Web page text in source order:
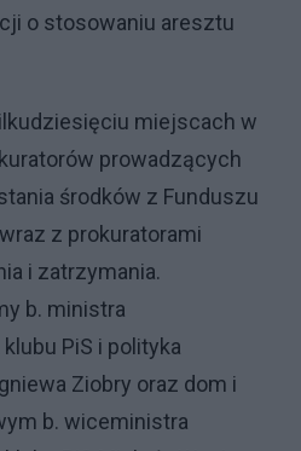
o stosowaniu aresztu
miejscach w
prowadzących
środków z Funduszu
z prokuratorami
i zatrzymania.
b. ministra
PiS i polityka
Ziobry oraz dom i
b. wiceministra